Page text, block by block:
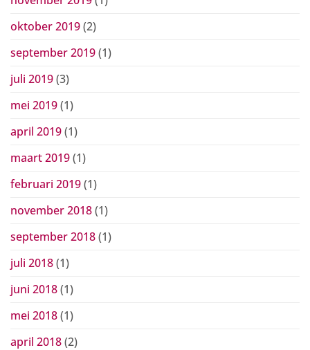
oktober 2019(2)
september 2019(1)
juli 2019(3)
mei 2019(1)
april 2019(1)
maart 2019(1)
februari 2019(1)
november 2018(1)
september 2018(1)
juli 2018(1)
juni 2018(1)
mei 2018(1)
april 2018(2)